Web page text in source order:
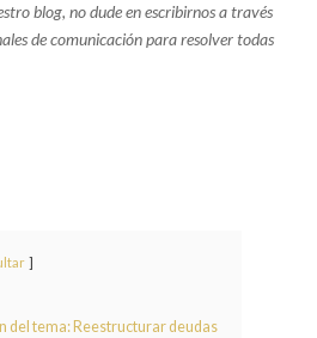
blog, no dude en escribirnos a través
de comunicación para resolver todas
del tema: Reestructurar deudas